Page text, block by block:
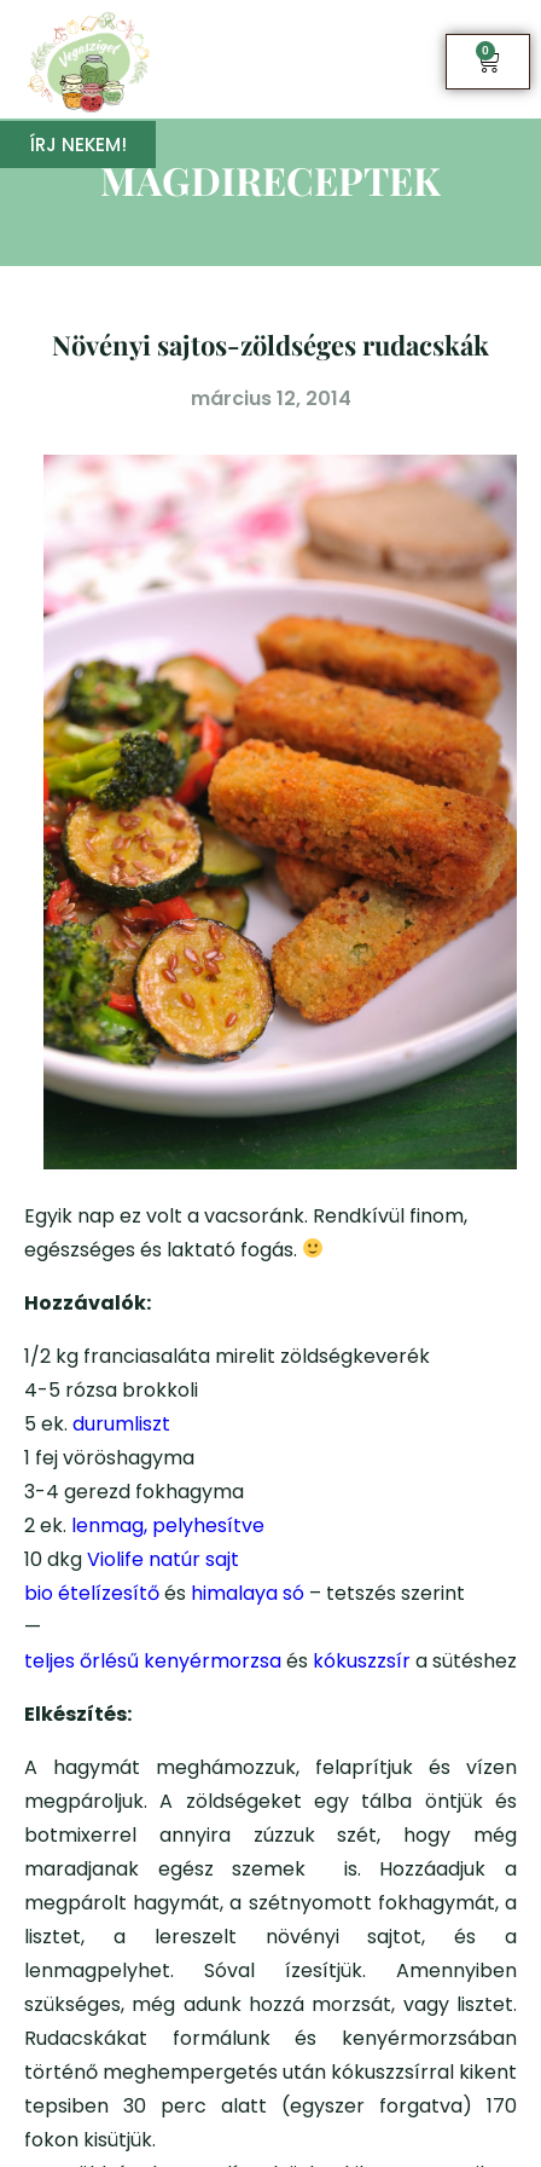
0
ÍRJ NEKEM!
MAGDIRECEPTEK
Növényi sajtos-zöldséges rudacskák
március 12, 2014
Egyik nap ez volt a vacsoránk. Rendkívül finom,
egészséges és laktató fogás.
Hozzávalók:
1/2 kg franciasaláta mirelit zöldségkeverék
4-5 rózsa brokkoli
5 ek. durumliszt
1 fej vöröshagyma
3-4 gerezd fokhagyma
2 ek. lenmag, pelyhesítve
10 dkgViolife natúr sajt
bio ételízesítőés himalaya só – tetszés szerint
—
teljes őrlésű kenyérmorzsaés kókuszzsíra sütéshez
Elkészítés:
A hagymát meghámozzuk, felaprítjuk és vízen
megpároljuk. A zöldségeket egy tálba öntjük és
botmixerrel annyira zúzzuk szét, hogy még
maradjanak egész szemek is. Hozzáadjuk a
megpárolt hagymát, a szétnyomott fokhagymát, a
lisztet, a lereszelt növényi sajtot, és a
lenmagpelyhet. Sóval ízesítjük. Amennyiben
szükséges, még adunk hozzá morzsát, vagy lisztet.
Rudacskákat formálunk és kenyérmorzsában
történő meghempergetés után kókuszzsírral kikent
tepsiben 30 perc alatt (egyszer forgatva) 170
fokon kisütjük.